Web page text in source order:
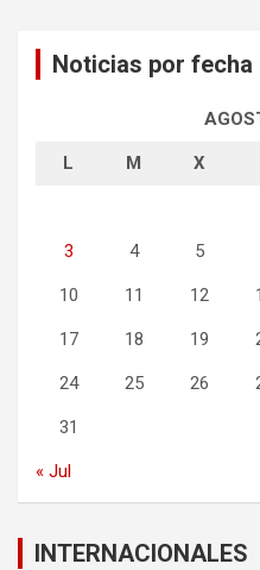
Noticias por fecha
L M X
3 4 5
10 11 12
17 18 19
24 25 26
31
« Jul
INTERNACIONALES